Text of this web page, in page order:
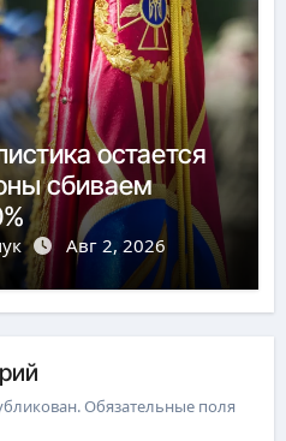
остается
сбиваем
Авг 2, 2026
Обязательные поля